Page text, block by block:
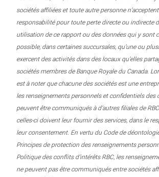
sociétés affiliées et toute autre personne
responsabilité pour toute perte directe ou indirecte
utilisation de ce rapport ou des données qui y sont
possible, dans certaines succursales, qu’une ou
exercent des activités dans des locaux qu’elles
sociétés membres de Banque Royale du Canada.
est à noter que chacune des sociétés est une
les renseignements personnels et confidentiels des
peuvent être communiqués à d’autres filiales de
celles-ci doivent leur fournir des services, dans le
leur consentement. En vertu du Code de
Principes de protection des renseignements
Politique des conflits d’intérêts RBC, les
ne peuvent pas être communiqués entre sociétés